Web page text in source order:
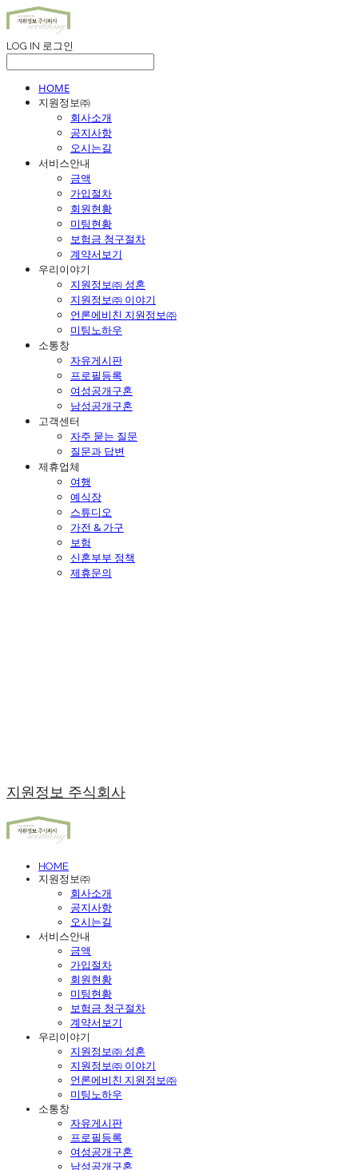
LOG IN 로그인
HOME
지원정보㈜
회사소개
공지사항
오시는길
서비스안내
금액
가입절차
회원현황
미팅현황
보험금 청구절차
계약서보기
우리이야기
지원정보㈜ 성혼
지원정보㈜ 이야기
언론에비친 지원정보㈜
미팅노하우
소통창
자유게시판
프로필등록
여성공개구혼
남성공개구혼
고객센터
자주 묻는 질문
질문과 답변
제휴업체
여행
예식장
스튜디오
가전 & 가구
보험
신혼부부 정책
제휴문의
지원정보 주식회사
HOME
지원정보㈜
회사소개
공지사항
오시는길
서비스안내
금액
가입절차
회원현황
미팅현황
보험금 청구절차
계약서보기
우리이야기
지원정보㈜ 성혼
지원정보㈜ 이야기
언론에비친 지원정보㈜
미팅노하우
소통창
자유게시판
프로필등록
여성공개구혼
남성공개구혼